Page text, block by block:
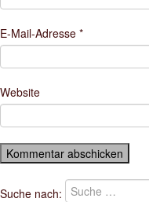
E-Mail-Adresse *
Website
Suche nach: